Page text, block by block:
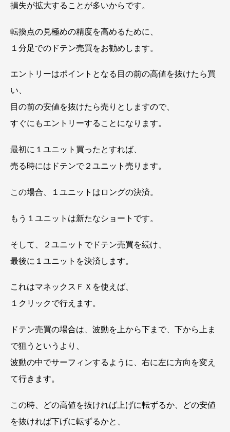
損失が拡大することが多いからです。
転換点の見極めの精度を高めるために、
１分足でのドテン売買をお勧めします。
エントリーはポイントとなる目の前の高値を抜けたら買
い、
目の前の安値を抜けたら売りとしますので、
すぐにもエントリーすることになります。
最初に１ユニット買ったとすれば、
売る時にはドテンで２ユニット売ります。
この場合、１ユニットはロングの決済。
もう１ユニットは新たなショートです。
そして、２ユニットでドテン売買を続け、
最後に１ユニットを決済します。
これはマネックスＦＸを使えば、
１クリックで行えます。
ドテン売買の場合は、波動を上から下まで、下から上ま
で狙うというより、
波動の中でサーフィンするように、右に左に方向を変え
て行きます。
この時、どの高値を抜ければ上げに転ずるか、どの安値
を抜ければ下げに転ずるかと、